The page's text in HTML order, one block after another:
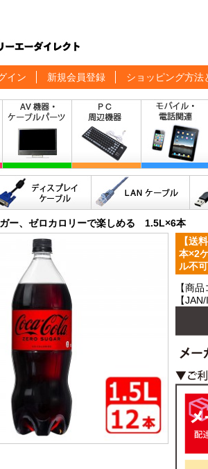
イン 新規会員登録 ショッピング方法
ー、ゼロカロリーで楽しめる 1.5L×6本
【送
本×2
ル不可
【商
【